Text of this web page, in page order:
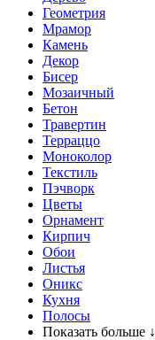
Геометрия
Мрамор
Камень
Декор
Бисер
Мозаичный
Бетон
Травертин
Терраццо
Моноколор
Текстиль
Пэчворк
Цветы
Орнамент
Кирпич
Обои
Листья
Оникс
Кухня
Полосы
Показать больше ↓